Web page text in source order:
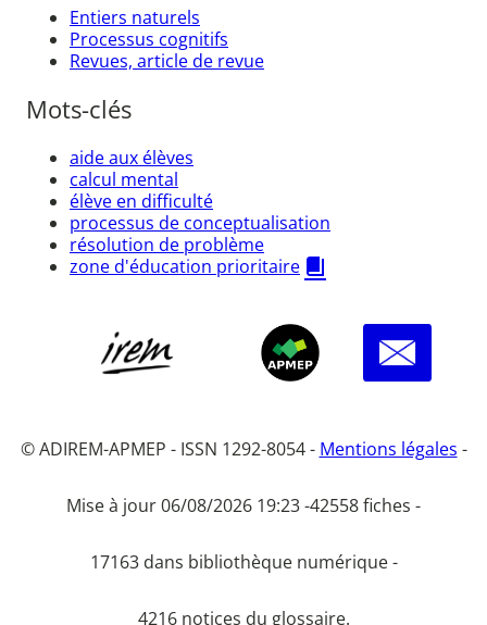
Entiers naturels
Processus cognitifs
Revues, article de revue
Mots-clés
aide aux élèves
calcul mental
élève en difficulté
processus de conceptualisation
résolution de problème
zone d'éducation prioritaire
© ADIREM-APMEP - ISSN 1292-8054 - Mentions légales -
Mise à jour 06/08/2026 19:23 -42558 fiches -
17163 dans bibliothèque numérique -
4216 notices du glossaire.